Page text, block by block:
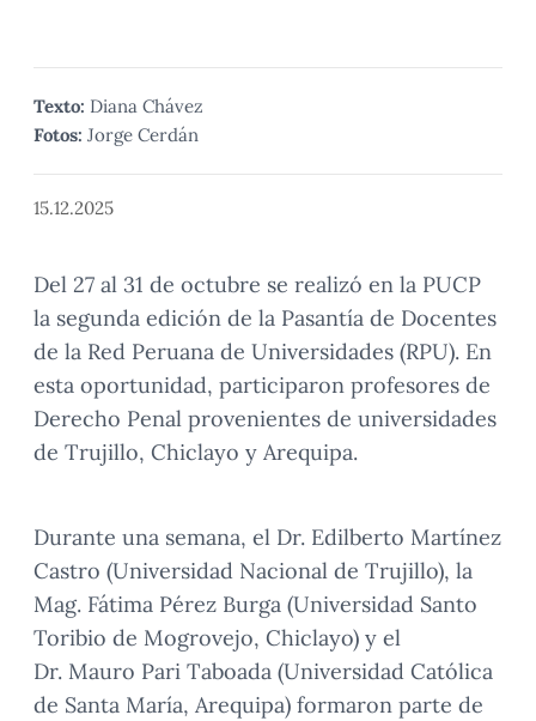
Texto: Diana Chávez
Fotos: Jorge Cerdán
15.12.2025
Del 27 al 31 de octubre se realizó en la PUCP
la segunda edición de la Pasantía de Docentes
de la Red Peruana de Universidades (RPU). En
esta oportunidad, participaron profesores de
Derecho Penal provenientes de universidades
de Trujillo, Chiclayo y Arequipa.
Durante una semana, el Dr. Edilberto Martínez
Castro (Universidad Nacional de Trujillo), la
Mag. Fátima Pérez Burga (Universidad Santo
Toribio de Mogrovejo, Chiclayo) y el
Dr. Mauro Pari Taboada (Universidad Católica
de Santa María, Arequipa) formaron parte de